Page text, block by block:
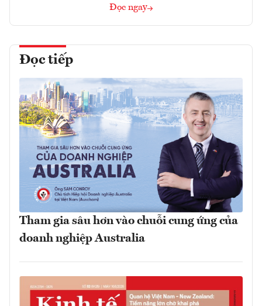
Đọc ngay
Đọc tiếp
Tham gia sâu hơn vào chuỗi cung ứng của
doanh nghiệp Australia